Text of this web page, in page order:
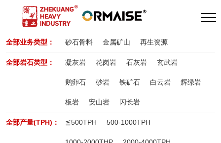
全部业务类型： 砂石骨料 金属矿山 再生资源
全部岩石类型： 凝灰岩 花岗岩 石灰岩 玄武岩
鹅卵石 砂岩 铁矿石 白云岩 辉绿岩
板岩 安山岩 闪长岩
全部产量(TPH)： ≦500TPH 500-1000TPH